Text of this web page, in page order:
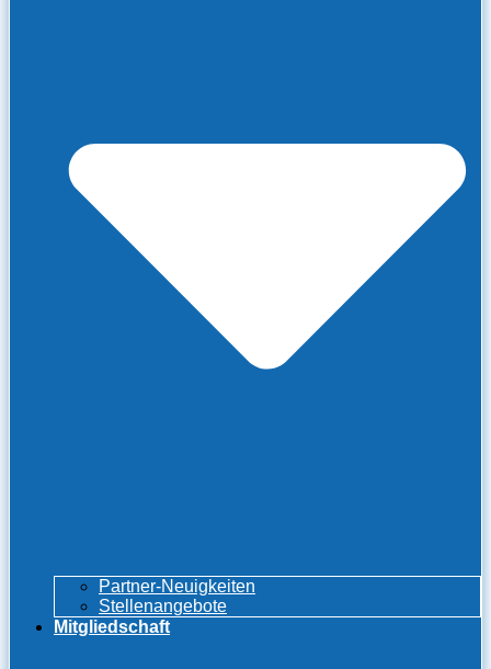
Partner-Neuigkeiten
Stellenangebote
Mitgliedschaft